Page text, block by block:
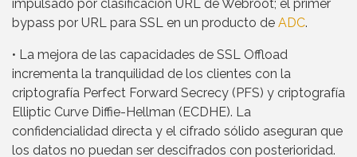
impulsado por clasificación URL de Webroot; el primer
bypass por URL para SSL en un producto de ADC.
• La mejora de las capacidades de SSL Offload
incrementa la tranquilidad de los clientes con la
criptografía Perfect Forward Secrecy (PFS) y criptografía
Elliptic Curve Diffie-Hellman (ECDHE). La
confidencialidad directa y el cifrado sólido aseguran que
los datos no puedan ser descifrados con posterioridad.